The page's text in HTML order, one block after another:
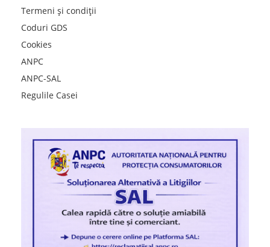
Termeni și condiții
Coduri GDS
Cookies
ANPC
ANPC-SAL
Regulile Casei